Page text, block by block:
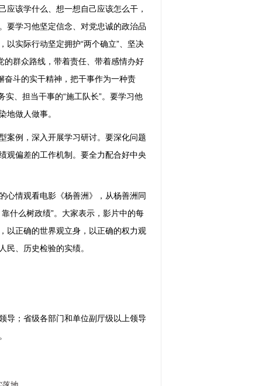
该学什么、想一想自己应该怎么干，
要学习他坚定信念、对党忠诚的政治品
以实际行动坚定拥护“两个确立”、坚决
的群众路线，带着责任、带着感情办好
奋斗的实干精神，把干事作为一种责
、担当干事的“施工队长”。要学习他
地做人做事。
案例，深入开展学习研讨。要深化问题
观偏差的工作机制。要全力配合好中央
心情观看电影《杨善洲》，从杨善洲同
什么树政绩”。大家表示，影片中的每
以正确的世界观立身，以正确的权力观
民、历史检验的实绩。
导；省级各部门和单位副厅级以上领导